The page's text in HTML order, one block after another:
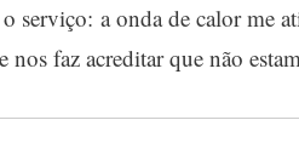
serviço: a onda de calor me
faz acreditar que não